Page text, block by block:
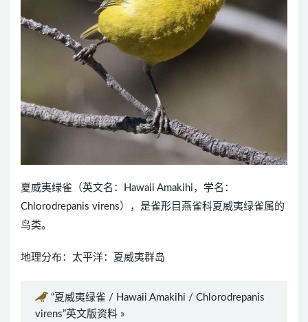
夏威夷绿雀（英文名：Hawaii Amakihi，学名：
Chlorodrepanis virens），是雀形目燕雀科夏威夷绿雀属的
鸟类。
地理分布：太平洋：夏威夷群岛
“夏威夷绿雀 / Hawaii Amakihi / Chlorodrepanis
virens”英文版资料 »